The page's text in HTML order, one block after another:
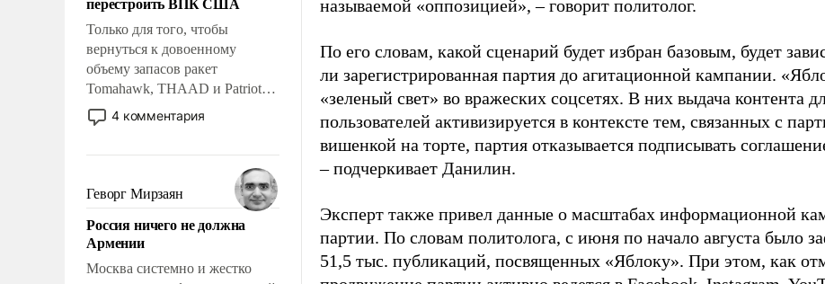
адаптироваться.
Только для того, чтобы
вернуться к довоенному
объему запасов ракет
Tomahawk, THAAD и Patriot
США потребуется более трех
лет. Даже небольшая война с
Сложившаяся ситуация
означает многолетний период
уязвимости США, например,
перед Китаем.
4 комментария
Геворг Мирзаян
Россия ничего не должна
Армении
Москва системно и жестко
называемой «оппозицией», – говорит политолог.
По его словам, какой сценарий будет избран базовым, будет
ли зарегистрированная партия до агитационной кампании.
«зеленый свет» во вражеских соцсетях. В них выдача контента
пользователей активизируется в контексте тем, связанных с
вишенкой на торте, партия отказывается подписывать
– подчеркивает Данилин.
Эксперт также привел данные о масштабах информационной
партии. По словам политолога, с июня по начало августа было
51,5 тыс. публикаций, посвященных «Яблоку». При этом, как